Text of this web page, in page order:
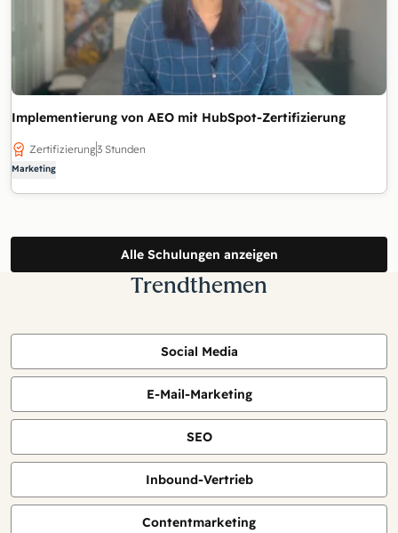
Implementierung von AEO mit HubSpot-Zertifizierung
Zertifizierung3 Stunden
Marketing
Alle Schulungen anzeigen
Trendthemen
Social Media
E-Mail-Marketing
SEO
Inbound-Vertrieb
Contentmarketing